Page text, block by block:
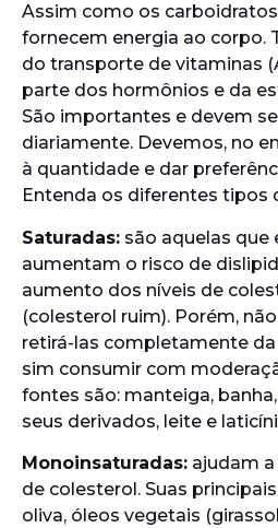
Assim como os
fornecem energia ao corpo.
do transporte de vitaminas
parte dos hormônios e da
São importantes e devem
diariamente. Devemos, no
à quantidade e dar
Entenda os diferentes tipos
Saturadas: são aquelas que
aumentam o risco de
aumento dos níveis de
(colesterol ruim). Porém,
retirá-las completamente
sim consumir com
fontes são: manteiga,
seus derivados, leite e
Monoinsaturadas: ajudam
de colesterol. Suas
oliva, óleos vegetais